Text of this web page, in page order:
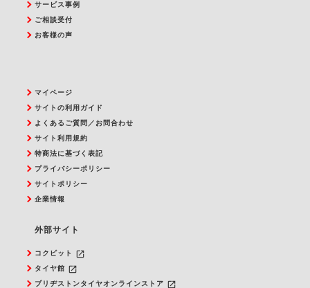
サービス事例
ご相談受付
お客様の声
マイページ
サイトの利用ガイド
よくあるご質問／お問合わせ
サイト利用規約
特商法に基づく表記
プライバシーポリシー
サイトポリシー
企業情報
外部サイト
コクピット launch
タイヤ館 launch
ブリヂストンタイヤオンラインストア launch